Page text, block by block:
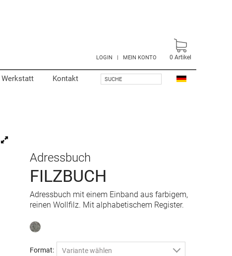
LOGIN | MEIN KONTO
Werkstatt Kontakt SUCHE
0 Artikel
Adressbuch
FILZBUCH
Adressbuch mit einem Einband aus farbigem,
reinen Wollfilz. Mit alphabetischem Register.
Format: Variante wählen